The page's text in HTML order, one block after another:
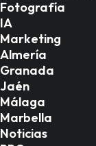
Fotografía
IA
Marketing
Almería
Granada
Jaén
Málaga
Marbella
Noticias